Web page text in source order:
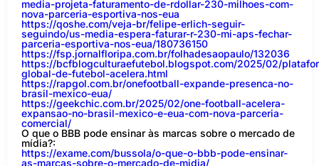
media-projeta-faturamento-de-rdollar-230-milhoes-com-
nova-parceria-esportiva-nos-eua
https://qoshe.com/veja-br/felipe-erlich-seguir-
seguindo/us-media-espera-faturar-r-230-mi-aps-fechar-
parceria-esportiva-nos-eua/180736150
https://fsp.jornalfloripa.com.br/folhadesaopaulo/132036
https://bcfblogculturaefutebol.blogspot.com/2025/02/
global-de-futebol-acelera.html
https://rapgol.com.br/onefootball-expande-presenca-no-
brasil-mexico-eua/
https://geekchic.com.br/2025/02/one-football-acelera-
expansao-no-brasil-mexico-e-eua-com-nova-parceria-
comercial/
O que o BBB pode ensinar às marcas sobre o mercado de
mídia?:
https://exame.com/bussola/o-que-o-bbb-pode-ensinar-
as-marcas-sobre-o-mercado-de-midia/